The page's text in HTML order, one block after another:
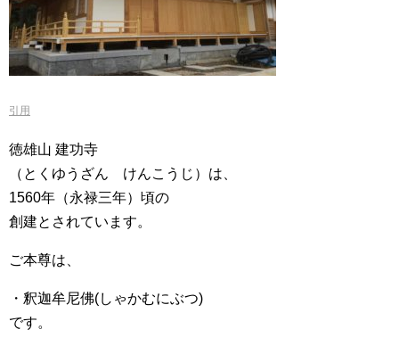
引用
徳雄山 建功寺
（とくゆうざん けんこうじ）は、
1560年（永禄三年）頃の
創建とされています。
ご本尊は、
・釈迦牟尼佛(しゃかむにぶつ)
です。